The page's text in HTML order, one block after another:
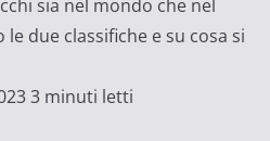
sia nel mondo che nel
due classifiche e su cosa si
3 minuti letti